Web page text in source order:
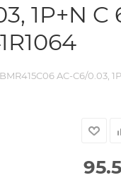
1P+N C
AC-C6/0.03,